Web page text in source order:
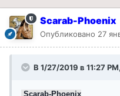
Scarab-Phoenix
Опубликовано 27
В 1/27/2019 в 11:27
Scarab-Phoenix